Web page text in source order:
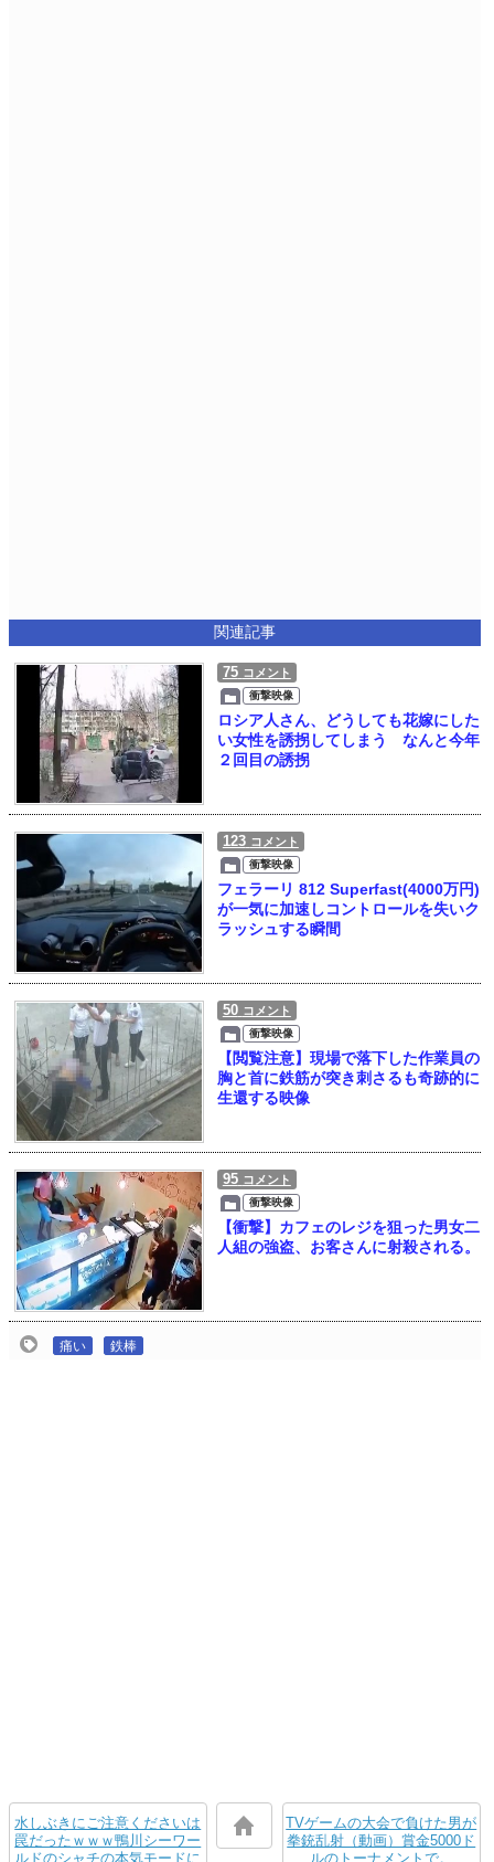
関連記事
75 コメント
衝撃映像
ロシア人さん、どうしても花嫁にした
い女性を誘拐してしまう なんと今年
２回目の誘拐
123 コメント
衝撃映像
フェラーリ 812 Superfast(4000万円)
が一気に加速しコントロールを失いク
ラッシュする瞬間
50 コメント
衝撃映像
【閲覧注意】現場で落下した作業員の
胸と首に鉄筋が突き刺さるも奇跡的に
生還する映像
95 コメント
衝撃映像
【衝撃】カフェのレジを狙った男女二
人組の強盗、お客さんに射殺される。
痛い 鉄棒
水しぶきにご注意くださいは
罠だったｗｗｗ鴨川シーワー
ルドのシャチの本気モードに
TVゲームの大会で負けた男が
拳銃乱射（動画）賞金5000ド
ルのトーナメントで。